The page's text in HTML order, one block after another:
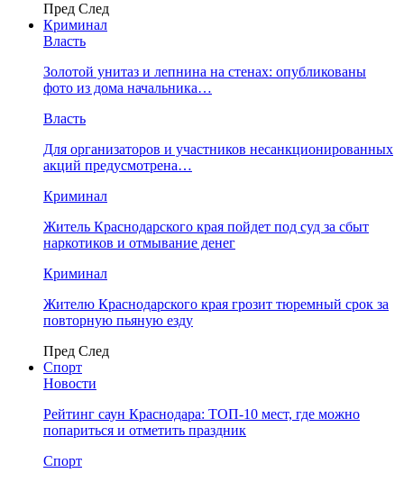
Пред След
Криминал
Власть
​Золотой унитаз и лепнина на стенах: опубликованы
фото из дома начальника…
Власть
Для организаторов и участников несанкционированных
акций предусмотрена…
Криминал
Житель Краснодарского края пойдет под суд за сбыт
наркотиков и отмывание денег
Криминал
Жителю Краснодарского края грозит тюремный срок за
повторную пьяную езду
Пред След
Спорт
Новости
Рейтинг саун Краснодара: ТОП-10 мест, где можно
попариться и отметить праздник
Спорт